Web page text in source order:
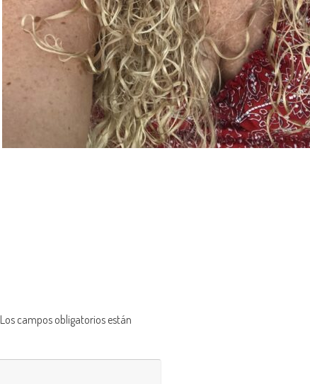
Los campos obligatorios están